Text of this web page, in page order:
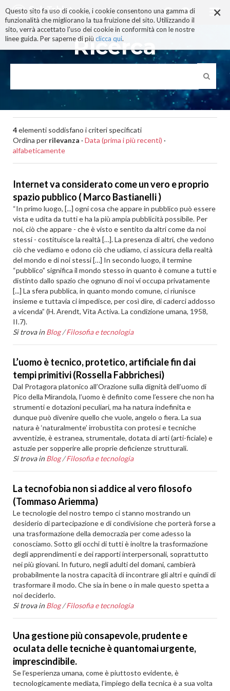
×
Questo sito fa uso di cookie, i cookie consentono una gamma di
funzionalità che migliorano la tua fruizione del sito. Utilizzando il
sito, verrà accettato l'uso dei cookie in conformità con le nostre
linee guida. Per saperne di più clicca qui.
ai
contenuti.
|
alla
navigazione
Ricerca
4elementi soddisfano i criteri specificati
Ordina per rilevanza · Data (prima i più recenti) ·
alfabeticamente
Internet va considerato come un vero e proprio
spazio pubblico ( Marco Bastianelli )
“In primo luogo, [...] ogni cosa che appare in pubblico può essere
vista e udita da tutti e ha la più ampia pubblicità possibile. Per
noi, ciò che appare - che è visto e sentito da altri come da noi
stessi - costituisce la realtà […]. La presenza di altri, che vedono
ciò che vediamo e odono ciò che udiamo, ci assicura della realtà
del mondo e di noi stessi […] In secondo luogo, il termine
“pubblico” significa il mondo stesso in quanto è comune a tutti e
distinto dallo spazio che ognuno di noi vi occupa privatamente
[...] La sfera pubblica, in quanto mondo comune, ci riunisce
insieme e tuttavia ci impedisce, per così dire, di caderci addosso
a vicenda” (H. Arendt, Vita Activa. La condizione umana, 1958,
II.7).
Si trova in Blog /Filosofia e tecnologia
L’uomo è tecnico, protetico, artificiale fin dai
tempi primitivi (Rossella Fabbrichesi)
Dal Protagora platonico all’Orazione sulla dignità dell’uomo di
Pico della Mirandola, l’uomo è definito come l’essere che non ha
strumenti e dotazioni peculiari, ma ha natura indefinita e
dunque può divenire quello che vuole, angelo o fiera. La sua
natura è ‘naturalmente’ irrobustita con protesi e tecniche
avventizie, è estranea, strumentale, dotata di arti (arti-ficiale) e
astuzie per sopperire alle proprie deficienze strutturali.
Si trova in Blog /Filosofia e tecnologia
La tecnofobia non si addice al vero filosofo
(Tommaso Ariemma)
Le tecnologie del nostro tempo ci stanno mostrando un
desiderio di partecipazione e di condivisione che porterà forse a
una trasformazione della democrazia per come adesso la
conosciamo. Sotto gli occhi di tutti è inoltre la trasformazione
degli apprendimenti e dei rapporti interpersonali, soprattutto
nei più giovani. In futuro, negli adulti del domani, cambierà
probabilmente la nostra capacità di incontrare gli altri e quindi di
trasformare il modo. Che sia in bene o in male questo spetta a
noi deciderlo.
Si trova in Blog /Filosofia e tecnologia
Una gestione più consapevole, prudente e
oculata delle tecniche è quantomai urgente,
imprescindibile.
Se l’esperienza umana, come è piuttosto evidente, è
tecnologicamente mediata, l’impiego della tecnica è a sua volta